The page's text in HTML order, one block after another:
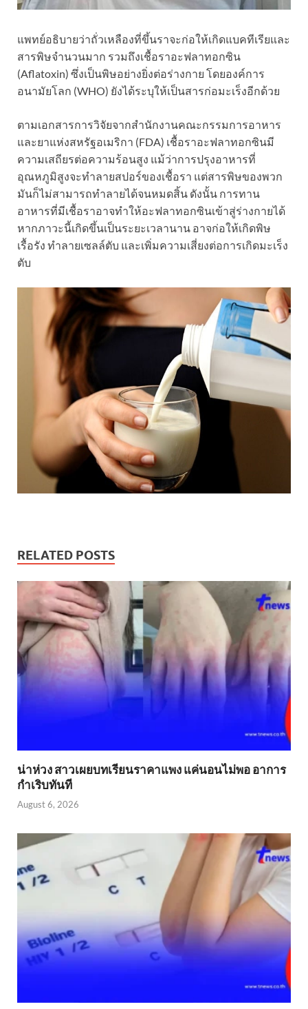
แพทย์อธิบายว่าถั่วเหลืองที่ขึ้นราจะก่อให้เกิดแบคทีเรียและ
สารพิษจำนวนมาก รวมถึงเชื้อราอะฟลาทอกซิน
(Aflatoxin) ซึ่งเป็นพิษอย่างยิ่งต่อร่างกาย โดยองค์การ
อนามัยโลก (WHO) ยังได้ระบุให้เป็นสารก่อมะเร็งอีกด้วย
ตามเอกสารการวิจัยจากสำนักงานคณะกรรมการอาหาร
และยาแห่งสหรัฐอเมริกา (FDA) เชื้อราอะฟลาทอกซินมี
ความเสถียรต่อความร้อนสูง แม้ว่าการปรุงอาหารที่
อุณหภูมิสูงจะทำลายสปอร์ของเชื้อรา แต่สารพิษของพวก
มันก็ไม่สามารถทำลายได้จนหมดสิ้น ดังนั้น การทาน
อาหารที่มีเชื้อราอาจทำให้อะฟลาทอกซินเข้าสู่ร่างกายได้
หากภาวะนี้เกิดขึ้นเป็นระยะเวลานาน อาจก่อให้เกิดพิษ
เรื้อรัง ทำลายเซลล์ตับ และเพิ่มความเสี่ยงต่อการเกิดมะเร็ง
ตับ
RELATED POSTS
น่าห่วง สาวเผยบทเรียนราคาแพง แค่นอนไม่พอ อาการ
กำเริบทันที
August 6, 2026